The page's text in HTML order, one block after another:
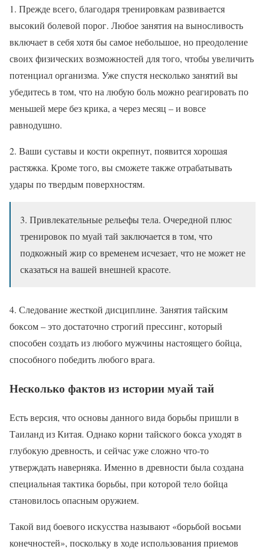
1. Прежде всего, благодаря тренировкам развивается
высокий болевой порог. Любое занятия на выносливость
включает в себя хотя бы самое небольшое, но преодоление
своих физических возможностей для того, чтобы увеличить
потенциал организма. Уже спустя несколько занятий вы
убедитесь в том, что на любую боль можно реагировать по
меньшей мере без крика, а через месяц – и вовсе
равнодушно.
2. Ваши суставы и кости окрепнут, появится хорошая
растяжка. Кроме того, вы сможете также отрабатывать
удары по твердым поверхностям.
3. Привлекательные рельефы тела. Очередной плюс
тренировок по муай тай заключается в том, что
подкожный жир со временем исчезает, что не может не
сказаться на вашей внешней красоте.
4. Следование жесткой дисциплине. Занятия тайским
боксом – это достаточно строгий прессинг, который
способен создать из любого мужчины настоящего бойца,
способного победить любого врага.
Несколько фактов из истории муай тай
Есть версия, что основы данного вида борьбы пришли в
Таиланд из Китая. Однако корни тайского бокса уходят в
глубокую древность, и сейчас уже сложно что-то
утверждать наверняка. Именно в древности была создана
специальная тактика борьбы, при которой тело бойца
становилось опасным оружием.
Такой вид боевого искусства называют «борьбой восьми
конечностей», поскольку в ходе использования приемов